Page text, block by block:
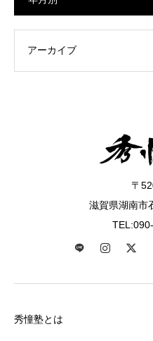
〒
滋賀県湖南市
秀憧塾とは